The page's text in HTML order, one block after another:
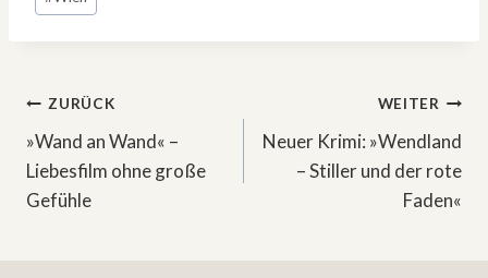
Beitragsnavigation
ZURÜCK
»Wand an Wand« –
Liebesfilm ohne große
Gefühle
WEITER
Neuer Krimi: »Wendland
– Stiller und der rote
Faden«